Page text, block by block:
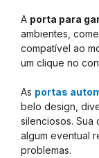
A porta para
ambientes,
compatível ao
um clique no
As portas
belo design,
silenciosos.
algum eventual
problemas.